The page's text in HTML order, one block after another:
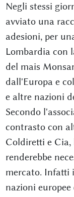
Negli stessi
avviato una
adesioni, per
Lombardia con
del mais
dall'Europa e
e altre nazioni
Secondo
contrasto con
Coldiretti e Cia,
renderebbe
mercato. Infatti
nazioni